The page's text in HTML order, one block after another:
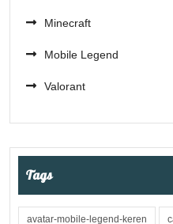
Minecraft
Mobile Legend
Valorant
Tags
avatar-mobile-legend-keren